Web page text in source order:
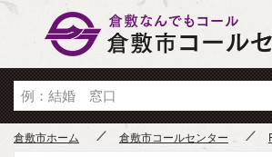
倉敷市ホーム 倉敷市コールセンター